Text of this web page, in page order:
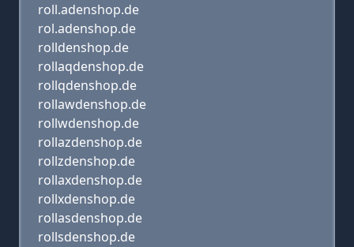
roll.adenshop.de
rol.adenshop.de
rolldenshop.de
rollaqdenshop.de
rollqdenshop.de
rollawdenshop.de
rollwdenshop.de
rollazdenshop.de
rollzdenshop.de
rollaxdenshop.de
rollxdenshop.de
rollasdenshop.de
rollsdenshop.de